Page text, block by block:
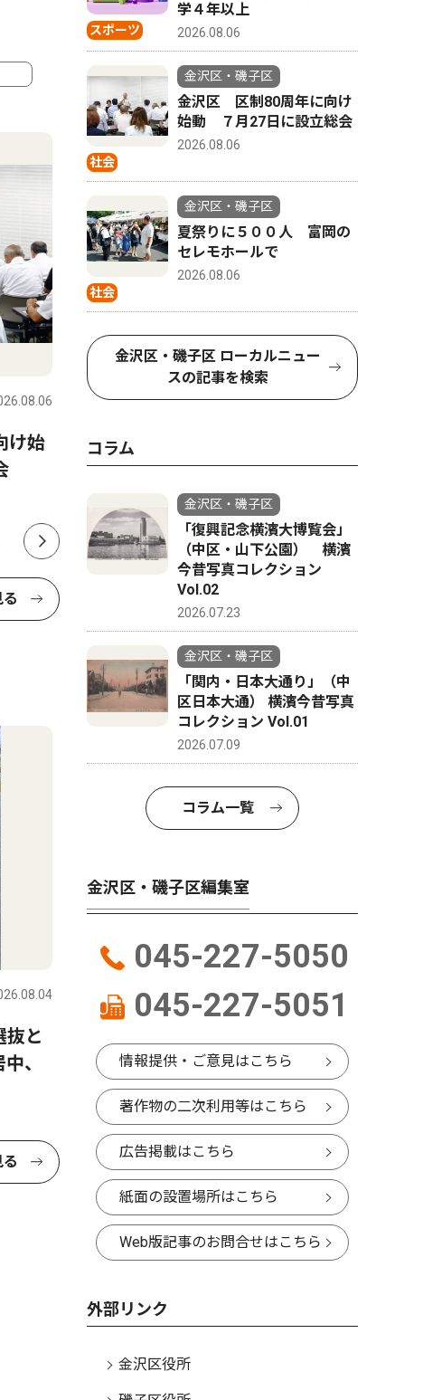
け始
4
トップニュース 社会
金沢区・磯子区 2026.08.06
六浦で通学見守る90歳 無事
故を願い20年以上
レモホー
と
、
スポーツ
学４年以上
2026.08.06
社会
金沢区・磯子区
金沢区 区制80周年に向け
始動 ７月27日に設立総会
2026.08.06
社会
金沢区・磯子区
夏祭りに５００人 富岡の
セレモホールで
2026.08.06
金沢区・磯子区 ローカルニュー
スの記事を検索
コラム
金沢区・磯子区
「復興記念横濱大博覧会」
（中区・山下公園） 横濱
今昔写真コレクション
Vol.02
2026.07.23
金沢区・磯子区
「関内・日本大通り」（中
区日本大通） 横濱今昔写真
コレクション Vol.01
2026.07.09
コラム一覧
金沢区・磯子区編集室
045-227-5050
045-227-5051
情報提供・ご意見はこちら
著作物の二次利用等はこちら
広告掲載はこちら
紙面の設置場所はこちら
Web版記事のお問合せはこちら
外部リンク
金沢区役所